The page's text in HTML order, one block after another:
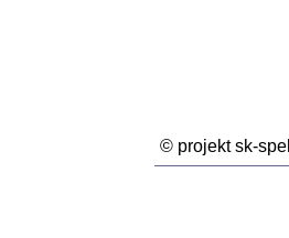
© projekt sk-spell